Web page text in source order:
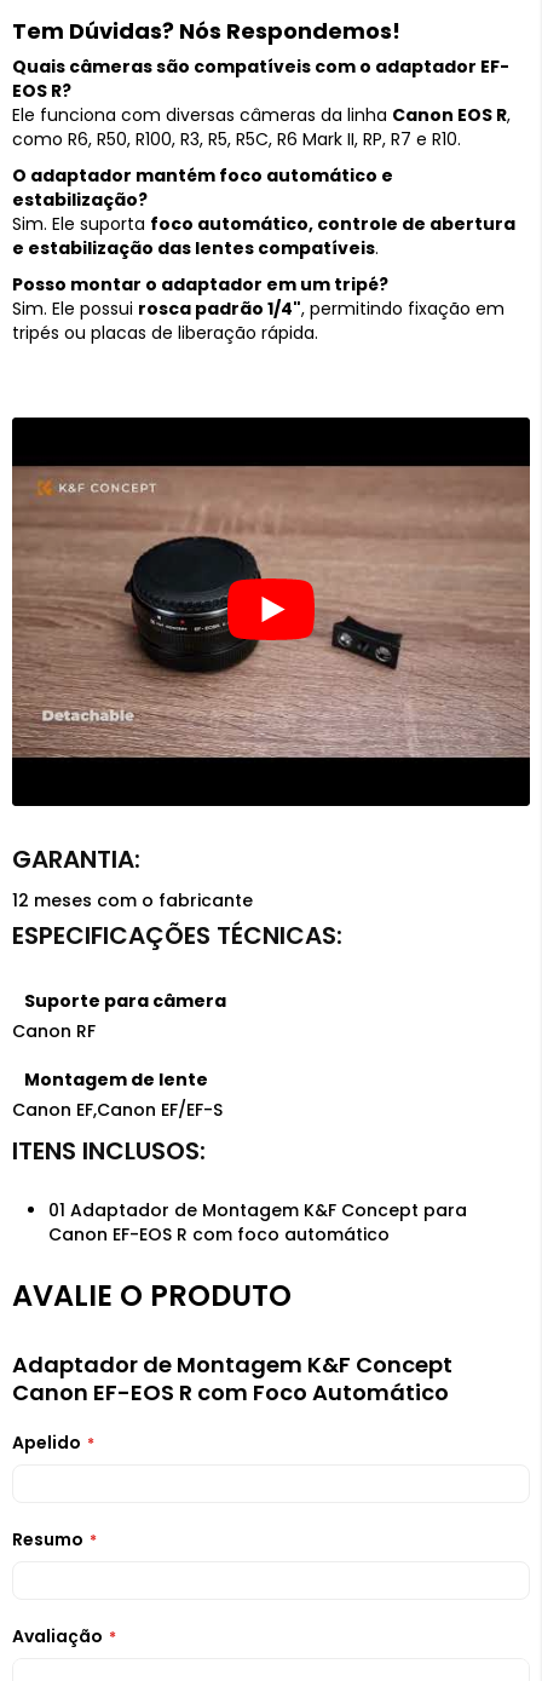
12 meses com o fabricante
Suporte para câmera
Canon RF
Montagem de lente
Canon EF,Canon EF/EF-S
01 Adaptador de Montagem K&F Concept para
Canon EF-EOS R com foco automático
AVALIE O PRODUTO
Adaptador de Montagem K&F Concept
Canon EF-EOS R com Foco Automático
Apelido
Resumo
Avaliação
Tem Dúvidas? Nós Respondemos!
Quais câmeras são compatíveis com o adaptador EF-
EOS R?
Ele funciona com diversas câmeras da linha Canon EOS R,
como R6, R50, R100, R3, R5, R5C, R6 Mark II, RP, R7 e R10.
O adaptador mantém foco automático e
estabilização?
Sim. Ele suporta foco automático, controle de abertura
e estabilização das lentes compatíveis.
Posso montar o adaptador em um tripé?
Sim. Ele possui rosca padrão 1/4", permitindo fixação em
tripés ou placas de liberação rápida.